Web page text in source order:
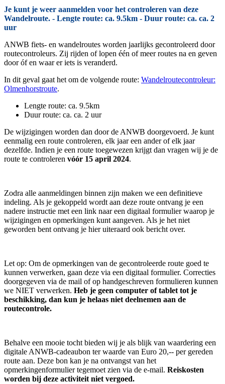
Je kunt je weer aanmelden voor het controleren van deze
Wandelroute. - Lengte route: ca. 9.5km - Duur route: ca. ca. 2
uur
ANWB fiets- en wandelroutes worden jaarlijks gecontroleerd door
routecontroleurs. Zij rijden of lopen één of meer routes na en geven
door óf en waar er iets is veranderd.
In dit geval gaat het om de volgende route: Wandelroutecontroleur:
Olmenhorstroute.
Lengte route: ca. 9.5km
Duur route: ca. ca. 2 uur
De wijzigingen worden dan door de ANWB doorgevoerd. Je kunt
eenmalig een route controleren, elk jaar een ander of elk jaar
dezelfde. Indien je een route toegewezen krijgt dan vragen wij je de
route te controleren vóór 15 april 2024.
Zodra alle aanmeldingen binnen zijn maken we een definitieve
indeling. Als je gekoppeld wordt aan deze route ontvang je een
nadere instructie met een link naar een digitaal formulier waarop je
wijzigingen en opmerkingen kunt aangeven. Als je het niet
geworden bent ontvang je hier uiteraard ook bericht over.
Let op: Om de opmerkingen van de gecontroleerde route goed te
kunnen verwerken, gaan deze via een digitaal formulier. Correcties
doorgegeven via de mail of op handgeschreven formulieren kunnen
we NIET verwerken. Heb je geen computer of tablet tot je
beschikking, dan kun je helaas niet deelnemen aan de
routecontrole.
Behalve een mooie tocht bieden wij je als blijk van waardering een
digitale ANWB-cadeaubon ter waarde van Euro 20,-- per gereden
route aan. Deze bon kan je na ontvangst van het
opmerkingenformulier tegemoet zien via de e-mail. Reiskosten
worden bij deze activiteit niet vergoed.